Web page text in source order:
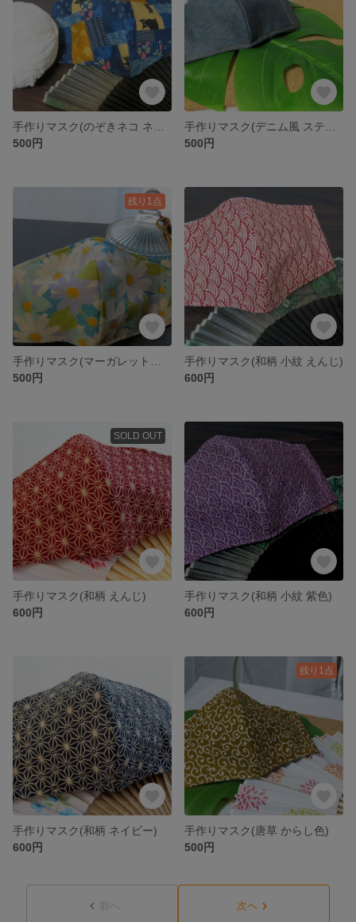
500円
500円
残り1点
500円
手作りマスク(和柄 小紋 えんじ)
600円
SOLD OUT
手作りマスク(和柄 えんじ)
600円
手作りマスク(和柄 小紋 紫色)
600円
手作りマスク(和柄 ネイビー)
600円
残り1点
手作りマスク(唐草 からし色)
500円
前へ 次へ